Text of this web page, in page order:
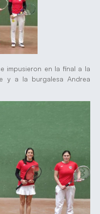
impusieron en la final a la
y a la burgalesa Andrea